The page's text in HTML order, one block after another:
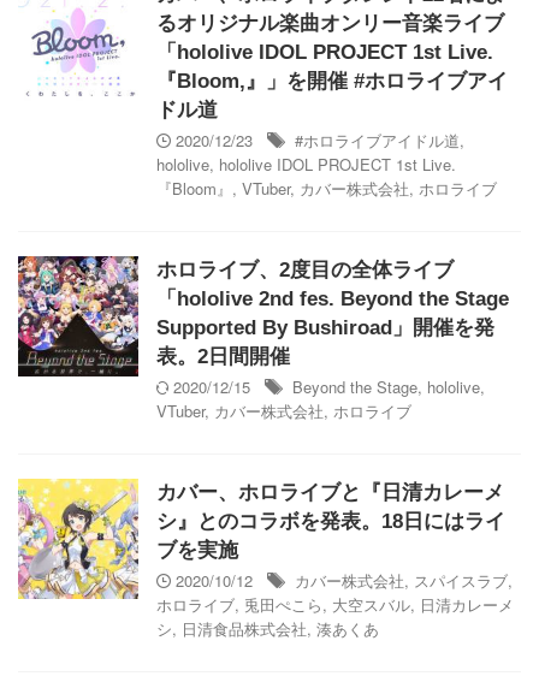
るオリジナル楽曲オンリー音楽ライブ
「hololive IDOL PROJECT 1st Live.
『Bloom,』」を開催 #ホロライブアイ
ドル道
2020/12/23
#ホロライブアイドル道,
hololive, hololive IDOL PROJECT 1st Live.
『Bloom』 , VTuber, カバー株式会社, ホロライブ
ホロライブ、2度目の全体ライブ
「hololive 2nd fes. Beyond the Stage
Supported By Bushiroad」開催を発
表。2日間開催
2020/12/15
Beyond the Stage, hololive,
VTuber, カバー株式会社, ホロライブ
カバー、ホロライブと『日清カレーメ
シ』とのコラボを発表。18日にはライ
ブを実施
2020/10/12
カバー株式会社, スパイスラブ,
ホロライブ, 兎田ぺこら, 大空スバル, 日清カレーメ
シ, 日清食品株式会社, 湊あくあ